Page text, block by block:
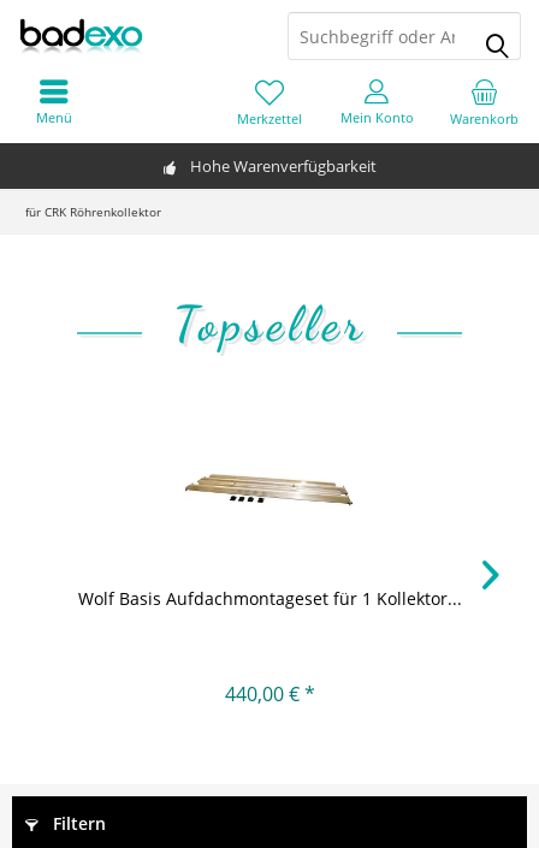
Hohe Warenverfügbarkeit
Warenkorb
Merkzettel Mein Konto
Menü
für CRK Röhrenkollektor
Topseller
Wolf Basis Aufdachmontageset für 1 Kollektor...
440,00 € *
Filtern